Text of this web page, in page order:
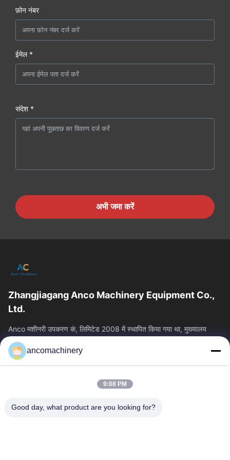
फ़ोन नंबर
ईमेल *
संदेश *
अभी जमा करें
Zhangjiagang Anco Machinery Equipment Co.,
Ltd.
Anco मशीनरी उपकरण कं, लिमिटेड 2008 में स्थापित किया गया था, मुख्यालय
Zhangjiagang शहर, सुज़ौ शहर, Jiangsu प्रांत में स्थित है। यह एक उद्यम है कि
त्वरित लिंक
हमारे बारे में
फैक्टरी यात्रा
गुणवत्ता नियंत्रण
ancomachinery
9:08 PM
Good day, what product are you looking for?